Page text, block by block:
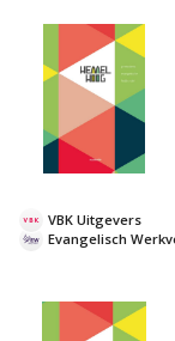
Evangelisch
VBK Uitgevers